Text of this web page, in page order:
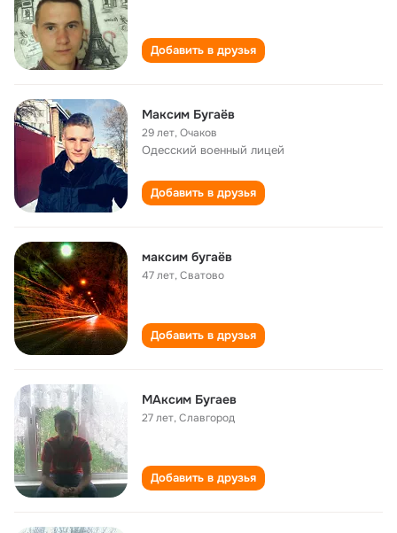
Добавить в друзья
Максим Бугаёв
29 лет,Очаков
Одесский военный лицей
Добавить в друзья
максим бугаёв
47 лет,Сватово
Добавить в друзья
МАксим Бугаев
27 лет,Славгород
Добавить в друзья